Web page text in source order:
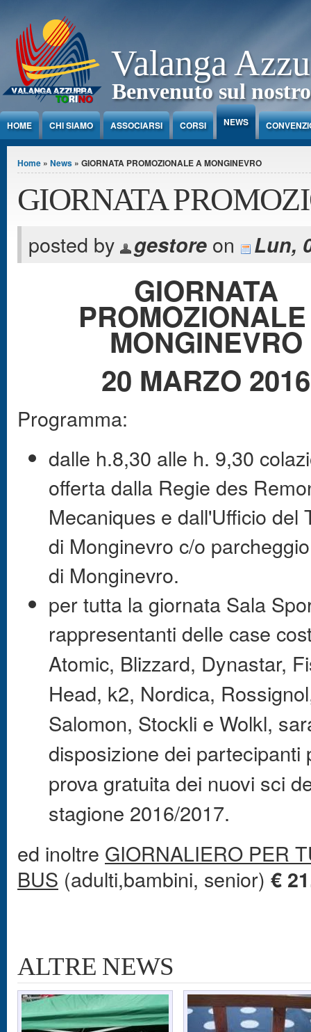
Valanga
Benvenuto sul
HOME CHI SIAMO ASSOCIARSI CORSI NEWS
Tu sei qui
Home » News » GIORNATA PROMOZIONALE A MONGINEVRO
GIORNATA
posted by gestore on Lun,
GIORNATA
MONGINEVRO
20 MARZO 2016
Programma:
dalle h.8,30 alle h. 9,30
offerta dalla Regie des
Mecaniques e dall'Ufficio del
di Monginevro c/o
di Monginevro.
per tutta la giornata Sala
rappresentanti delle case
Atomic, Blizzard, Dynastar,
Head, k2, Nordica,
Salomon, Stockli e Wolkl,
disposizione dei partecipanti
prova gratuita dei nuovi sci
stagione 2016/2017.
ed inoltre GIORNALIERO PER
BUS (adulti,bambini, senior) €
ALTRE NEWS
Pagine